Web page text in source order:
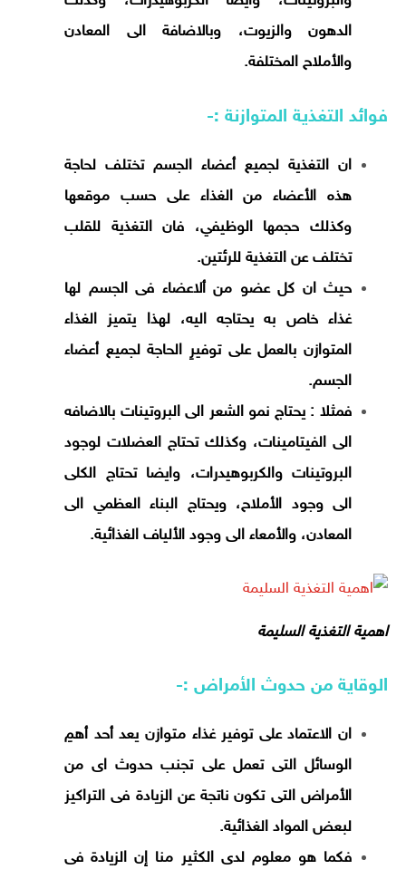
الدهون والزيوت، وبالاضافة الى المعادن
والأملاح المختلفة.
فوائد التغذية المتوازنة :-
ان التغذية لجميع أعضاء الجسم تختلف لحاجة
هذه الأعضاء من الغذاء على حسب موقعها
وكذلك حجمها الوظيفي، فان التغذية للقلب
تختلف عن التغذية للرئتين.
حيث ان كل عضو من ألاعضاء فى الجسم لها
غذاء خاص به يحتاجه اليه، لهذا يتميز الغذاء
المتوازن بالعمل على توفيرِ الحاجة لجميع أعضاء
الجسم.
فمثلا : يحتاج نمو الشعر الى البروتينات بالاضافه
الى الفيتامينات، وكذلك تحتاج العضلات لوجود
البروتينات والكربوهيدرات، وايضا تحتاج الكلى
الى وجود الأملاح، ويحتاج البناء العظمي الى
المعادن، والأمعاء الى وجود الألياف الغذائية.
اهمية التغذية السليمة
الوقاية من حدوث الأمراض :-
ان الاعتماد على توفير غذاء متوازن يعد أحد أهمِ
الوسائل التى تعمل على تجنب حدوث اى من
الأمراض التى تكون ناتجة عن الزيادة فى التراكيز
لبعض المواد الغذائية.
فكما هو معلوم لدى الكثير منا إن الزيادة فى